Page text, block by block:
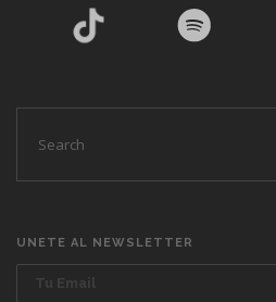
UNETE AL NEWSLETTER